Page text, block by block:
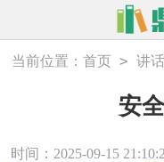
当前位置：首页 > 讲
安
时间：2025-09-15